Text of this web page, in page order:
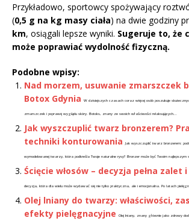
Przykładowo, sportowcy spożywający
(0,5 g na kg masy ciała) na dwie godziny
km, osiągali lepsze wyniki. Sugeruje to, że
może poprawiać wydolność fizyczną.
Podobne wpisy:
Nad morzem, usuwanie zmarszczek
Botox Gdynia
W dzisiejszych czasach coraz więcej osób poszukuje
zmarszczek i poprawę wyglądu skóry. Botoks, znany ze swoich właściwości relaksujących...
Jak wyszczuplić twarz bronzerem?
techniki konturowania
Jak wyszczuplić twarz bronzerem:
wymodelowanej twarzy, która podkreśla Twoje naturalne rysy? Bronzer może być Twoim najlepszym
Ścięcie włosów – decyzja pełna zalet i
decyzja, która dla wielu może wydawać się nie tylko praktyczna, ale i emocjonalna. Po latach
Olej lniany do twarzy: właściwości,
efekty pielęgnacyjne
Olej lniany, znany głównie jako zdrowy